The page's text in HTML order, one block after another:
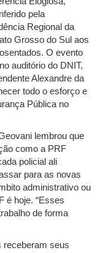
pela
Regional da
Grosso do Sul aos
O evento
auditório do DNIT,
Alexandre da
todo o esforço e
Pública no
lembrou que
como a PRF
policial ali
para as novas
administrativo ou
é hoje. “Esses
de forma
receberam seus